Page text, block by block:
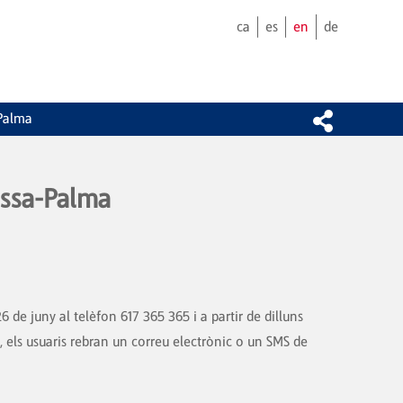
ca es en de
Palma
de juny al telèfon 617 365 365 i a partir de dilluns
usuaris rebran un correu electrònic o un SMS de